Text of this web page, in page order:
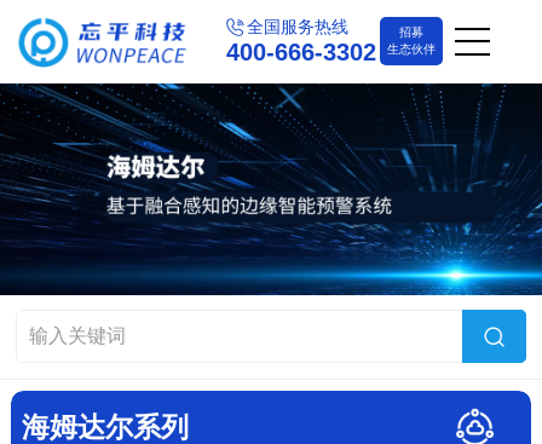
全国服务热线
400-666-3302
招募
生态伙伴
海姆达尔系列